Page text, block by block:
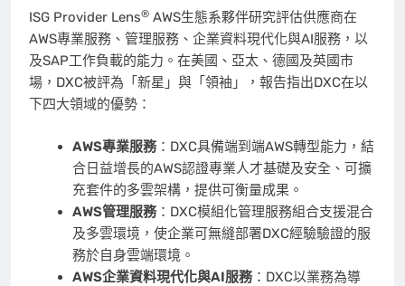
ISG Provider Lens® AWS生態系夥伴研究評估供應商在
AWS專業服務、管理服務、企業資料現代化與AI服務，以
及SAP工作負載的能力。在美國、亞太、德國及英國市
場，DXC被評為「新星」與「領袖」，報告指出DXC在以
下四大領域的優勢：
AWS專業服務：DXC具備端到端AWS轉型能力，結
合日益增長的AWS認證專業人才基礎及安全、可擴
充套件的多雲架構，提供可衡量成果。
AWS管理服務：DXC模組化管理服務組合支援混合
及多雲環境，使企業可無縫部署DXC經驗驗證的服
務於自身雲端環境。
AWS企業資料現代化與AI服務：DXC以業務為導